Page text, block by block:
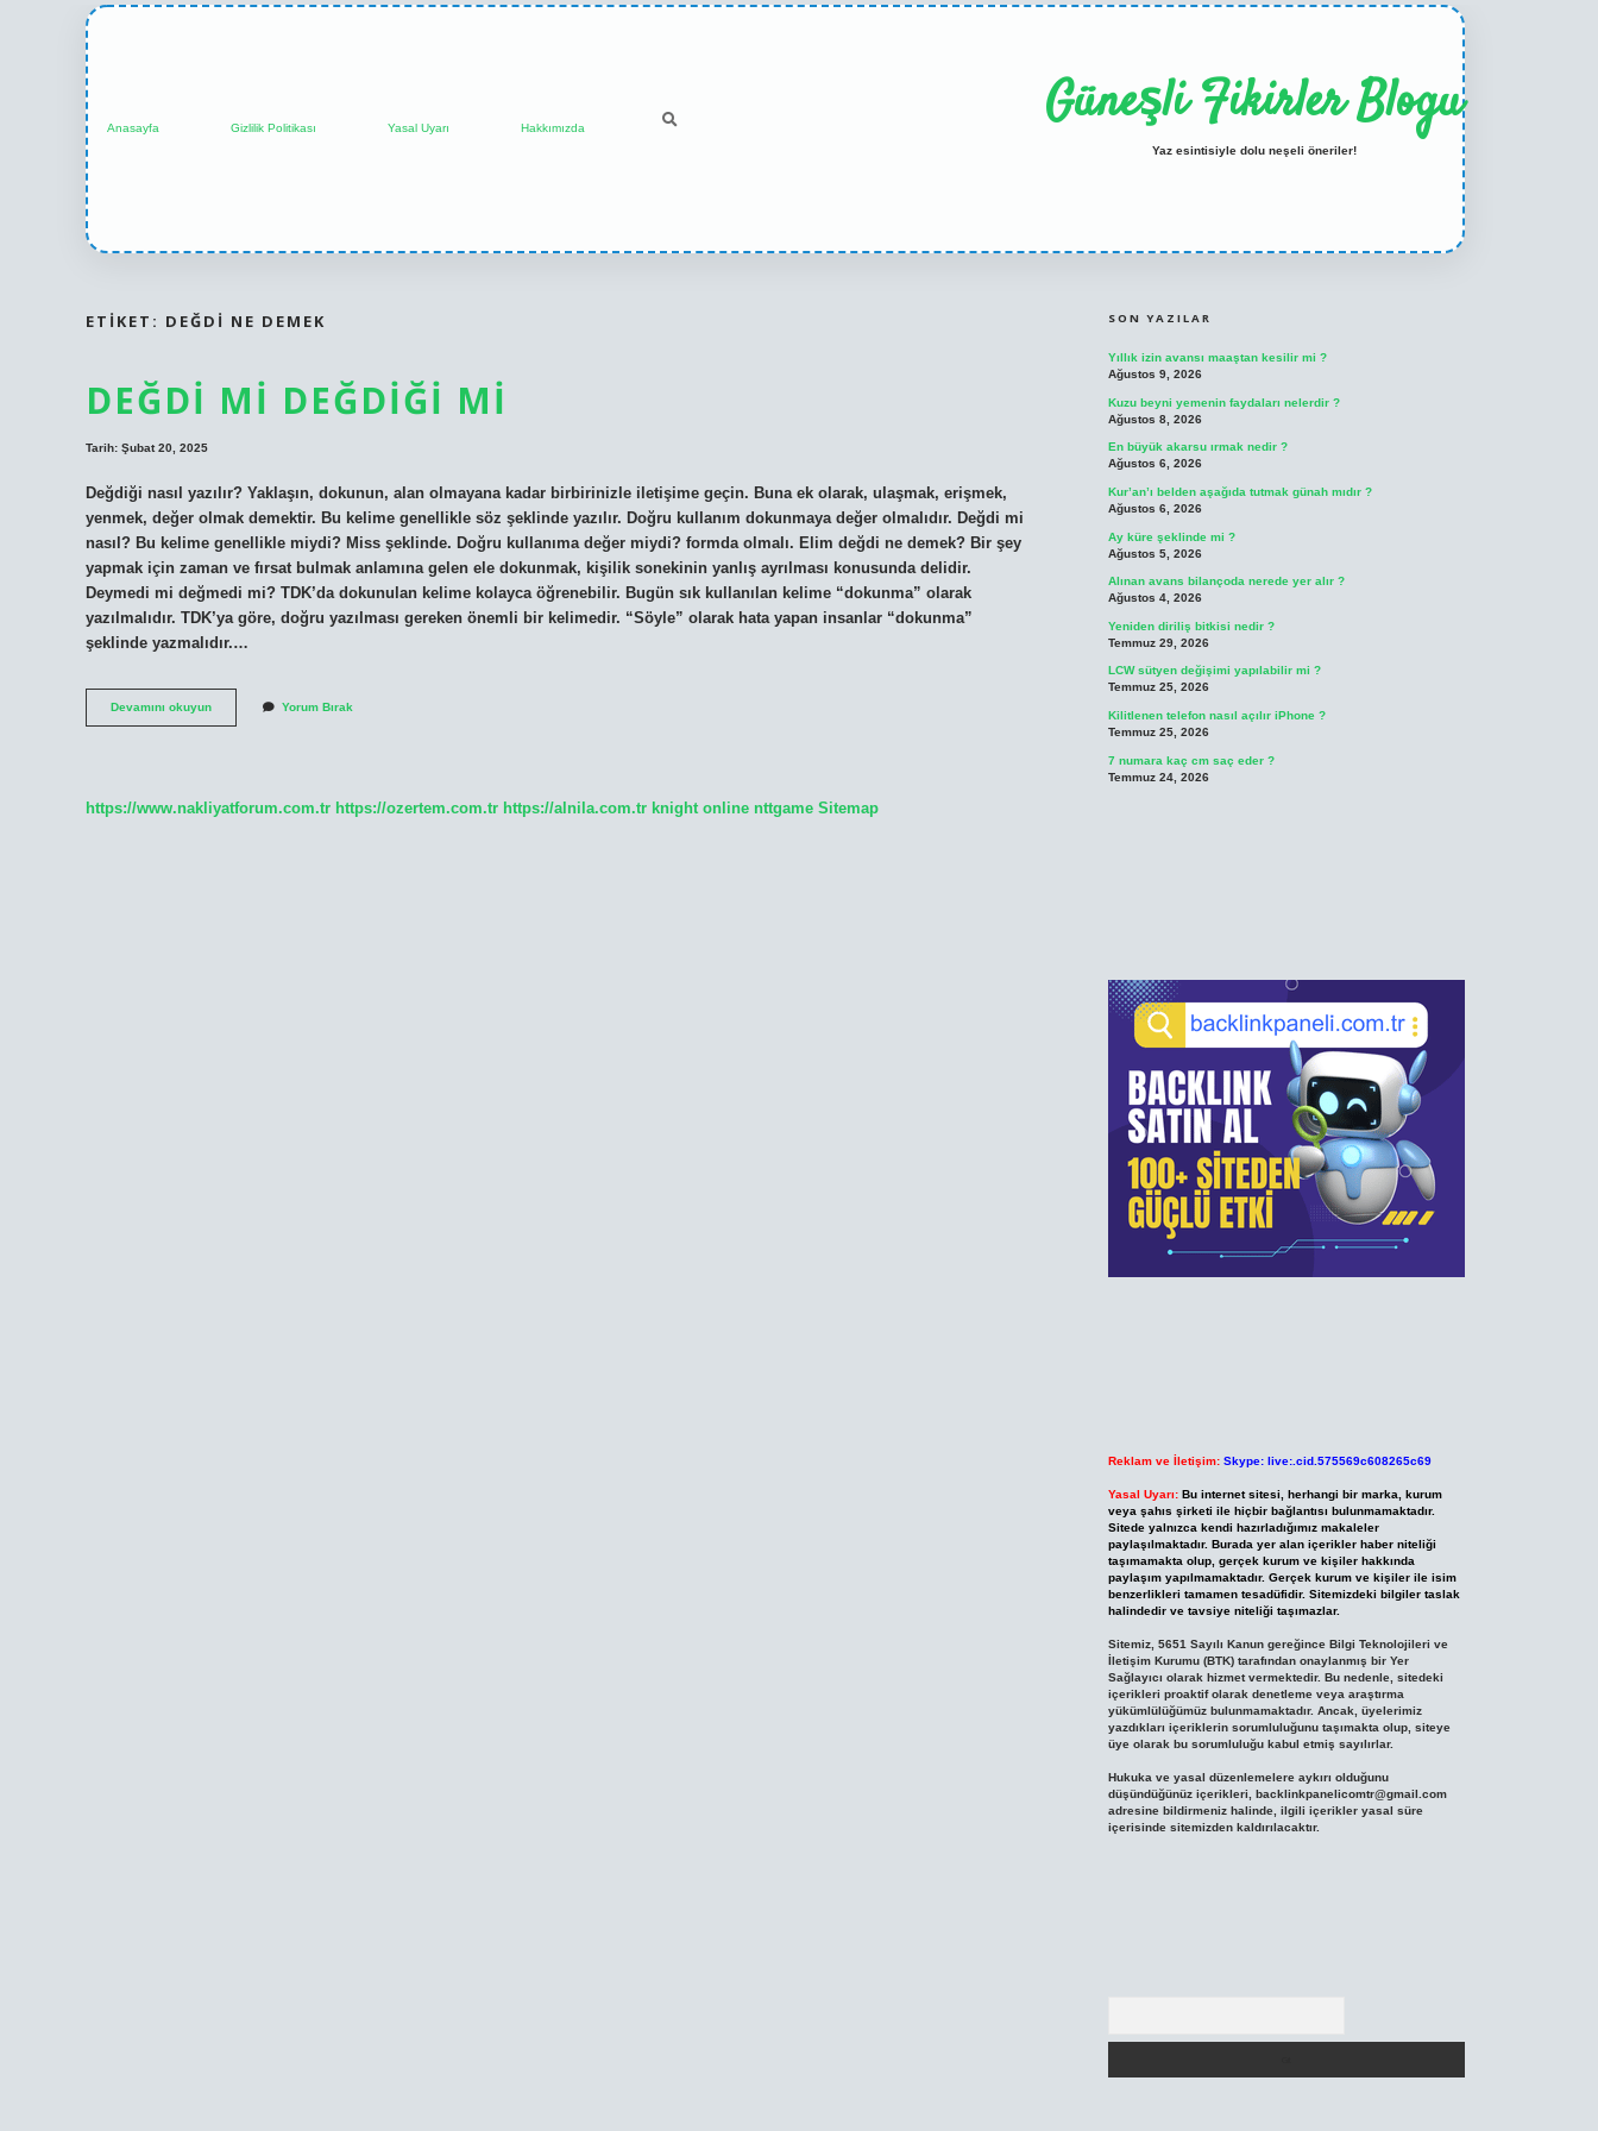
Anasayfa Gizlilik Politikası Yasal Uyarı Hakkımızda Güneşli Fikirler Blogu
Yaz esintisiyle dolu neşeli öneriler!
ETIKET: DEĞDI NE DEMEK
DEĞDI MI DEĞDIĞI MI
Tarih: Şubat 20, 2025
Değdiği nasıl yazılır? Yaklaşın, dokunun, alan olmayana kadar birbirinizle iletişime geçin. Buna ek olarak, ulaşmak, erişmek,
yenmek, değer olmak demektir. Bu kelime genellikle söz şeklinde yazılır. Doğru kullanım dokunmaya değer olmalıdır. Değdi mi
nasıl? Bu kelime genellikle miydi? Miss şeklinde. Doğru kullanıma değer miydi? formda olmalı. Elim değdi ne demek? Bir şey
yapmak için zaman ve fırsat bulmak anlamına gelen ele dokunmak, kişilik sonekinin yanlış ayrılması konusunda delidir.
Deymedi mi değmedi mi? TDK’da dokunulan kelime kolayca öğrenebilir. Bugün sık kullanılan kelime “dokunma” olarak
yazılmalıdır. TDK’ya göre, doğru yazılması gereken önemli bir kelimedir. “Söyle” olarak hata yapan insanlar “dokunma”
şeklinde yazmalıdır.…
Devamını okuyunDeğdi
Mi
Yorum Bırak
https://www.nakliyatforum.com.tr https://ozertem.com.tr https://alnila.com.tr knight online nttgame Sitemap
SON YAZILAR
Yıllık izin avansı maaştan kesilir mi ?
Ağustos 9, 2026
Kuzu beyni yemenin faydaları nelerdir ?
Ağustos 8, 2026
En büyük akarsu ırmak nedir ?
Ağustos 6, 2026
Kur’an’ı belden aşağıda tutmak günah mıdır ?
Ağustos 6, 2026
Ay küre şeklinde mi ?
Ağustos 5, 2026
Alınan avans bilançoda nerede yer alır ?
Ağustos 4, 2026
Yeniden diriliş bitkisi nedir ?
Temmuz 29, 2026
LCW sütyen değişimi yapılabilir mi ?
Temmuz 25, 2026
Kilitlenen telefon nasıl açılır iPhone ?
Temmuz 25, 2026
7 numara kaç cm saç eder ?
Temmuz 24, 2026
Reklam ve İletişim: Skype: live:.cid.575569c608265c69
Yasal Uyarı: Bu internet sitesi, herhangi bir marka, kurum
veya şahıs şirketi ile hiçbir bağlantısı bulunmamaktadır.
Sitede yalnızca kendi hazırladığımız makaleler
paylaşılmaktadır. Burada yer alan içerikler haber niteliği
taşımamakta olup, gerçek kurum ve kişiler hakkında
paylaşım yapılmamaktadır. Gerçek kurum ve kişiler ile isim
benzerlikleri tamamen tesadüfidir. Sitemizdeki bilgiler taslak
halindedir ve tavsiye niteliği taşımazlar.
Sitemiz, 5651 Sayılı Kanun gereğince Bilgi Teknolojileri ve
İletişim Kurumu (BTK) tarafından onaylanmış bir Yer
Sağlayıcı olarak hizmet vermektedir. Bu nedenle, sitedeki
içerikleri proaktif olarak denetleme veya araştırma
yükümlülüğümüz bulunmamaktadır. Ancak, üyelerimiz
yazdıkları içeriklerin sorumluluğunu taşımakta olup, siteye
üye olarak bu sorumluluğu kabul etmiş sayılırlar.
Hukuka ve yasal düzenlemelere aykırı olduğunu
düşündüğünüz içerikleri, backlinkpanelicomtr@gmail.com
adresine bildirmeniz halinde, ilgili içerikler yasal süre
içerisinde sitemizden kaldırılacaktır.